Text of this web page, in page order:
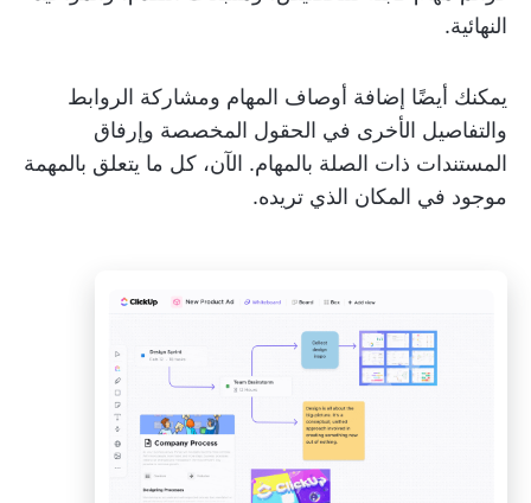
النهائية.
يمكنك أيضًا إضافة أوصاف المهام ومشاركة الروابط
والتفاصيل الأخرى في الحقول المخصصة وإرفاق
المستندات ذات الصلة بالمهام. الآن، كل ما يتعلق بالمهمة
موجود في المكان الذي تريده.